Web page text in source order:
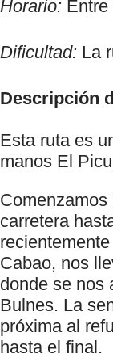
Horario: Entre
Dificultad: La
Descripción
Esta ruta es
manos El
carretera
Cabao, nos
donde se nos
Bulnes. La
próxima al
hasta el final.